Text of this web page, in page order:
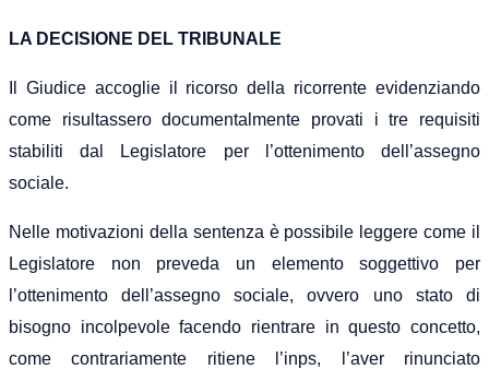
LA DECISIONE DEL TRIBUNALE
Il Giudice accoglie il ricorso della ricorrente evidenziando
come risultassero documentalmente provati i tre requisiti
stabiliti dal Legislatore per l’ottenimento dell’assegno
sociale.
Nelle motivazioni della sentenza è possibile leggere come il
Legislatore non preveda un elementosoggettivo per
l’ottenimento dell’assegno sociale, ovvero uno stato di
bisogno incolpevole facendo rientrare in questo concetto,
come contrariamente ritiene l’inps, l’aver rinunciato